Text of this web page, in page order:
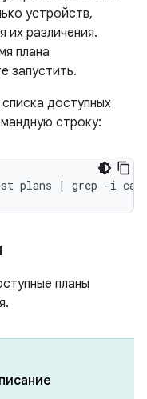
устройств,
их различения.
плана
запустить.
доступных
строку:
plans | grep -i
планы